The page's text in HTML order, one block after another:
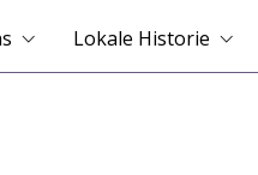
Lokale Historie